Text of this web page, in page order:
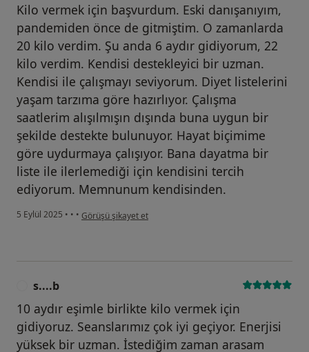
Kilo vermek için başvurdum. Eski danışanıyım,
pandemiden önce de gitmiştim. O zamanlarda
20 kilo verdim. Şu anda 6 aydır gidiyorum, 22
kilo verdim. Kendisi destekleyici bir uzman.
Kendisi ile çalışmayı seviyorum. Diyet listelerini
yaşam tarzıma göre hazırlıyor. Çalışma
saatlerim alışılmışın dışında buna uygun bir
şekilde destekte bulunuyor. Hayat biçimime
göre uydurmaya çalışıyor. Bana dayatma bir
liste ile ilerlemediği için kendisini tercih
ediyorum. Memnunum kendisinden.
5 Eylül 2025 • • • kullanıcının görüşüne göre b....ç
Görüşü şikayet et
s....b
10 aydır eşimle birlikte kilo vermek için
gidiyoruz. Seanslarımız çok iyi geçiyor. Enerjisi
yüksek bir uzman. İstediğim zaman arasam